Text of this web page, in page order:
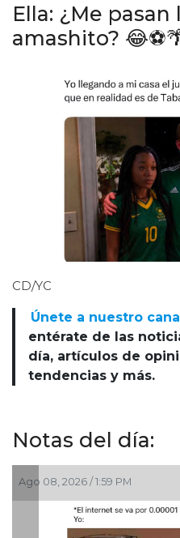
Ella: ¿Me
amashito?
CD/YC
Únete a nuestro
entérate de las
día, artículos de
tendencias y más.
Notas del día:
Ago 08, 2026 / 1:59 PM